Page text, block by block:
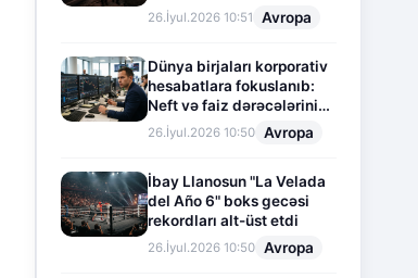
26.İyul.2026 10:51 Avropa
Dünya birjaları korporativ
hesabatlara fokuslanıb:
Neft və faiz dərəcələrinin
təsiri altında cari vəziyyət
26.İyul.2026 10:50 Avropa
İbay Llanosun "La Velada
del Año 6" boks gecəsi
rekordları alt-üst etdi
26.İyul.2026 10:50 Avropa